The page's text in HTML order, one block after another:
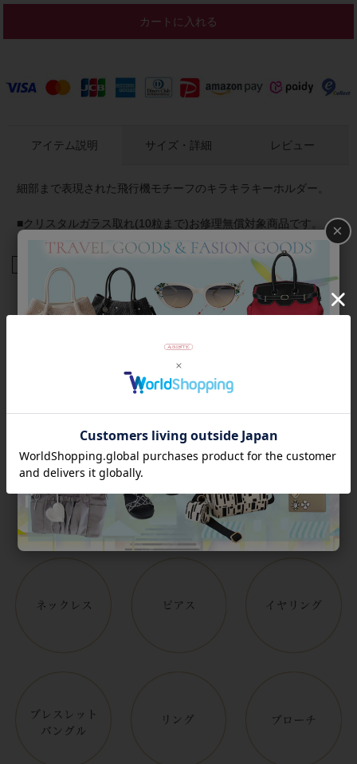
カートに入れる
アイテム説明
細部まで表現された飛行機モチーフのキラキラキーホルダー。
■クリスタルガラス取れ(10粒まで)お修理無償対象商品です。
サイズ・詳細 レビュー
2224062
Category
アイテムカテゴリー
×